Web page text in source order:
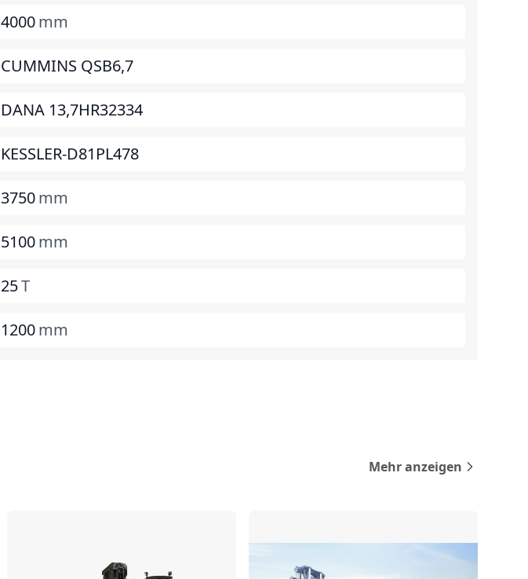
4000mm
CUMMINS QSB6,7
DANA 13,7HR32334
KESSLER-D81PL478
3750mm
5100mm
25T
1200mm
Mehr anzeigen